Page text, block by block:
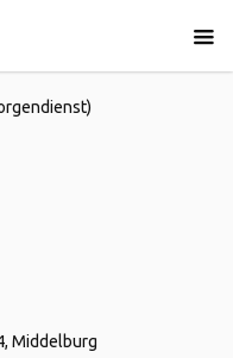
Middelburg